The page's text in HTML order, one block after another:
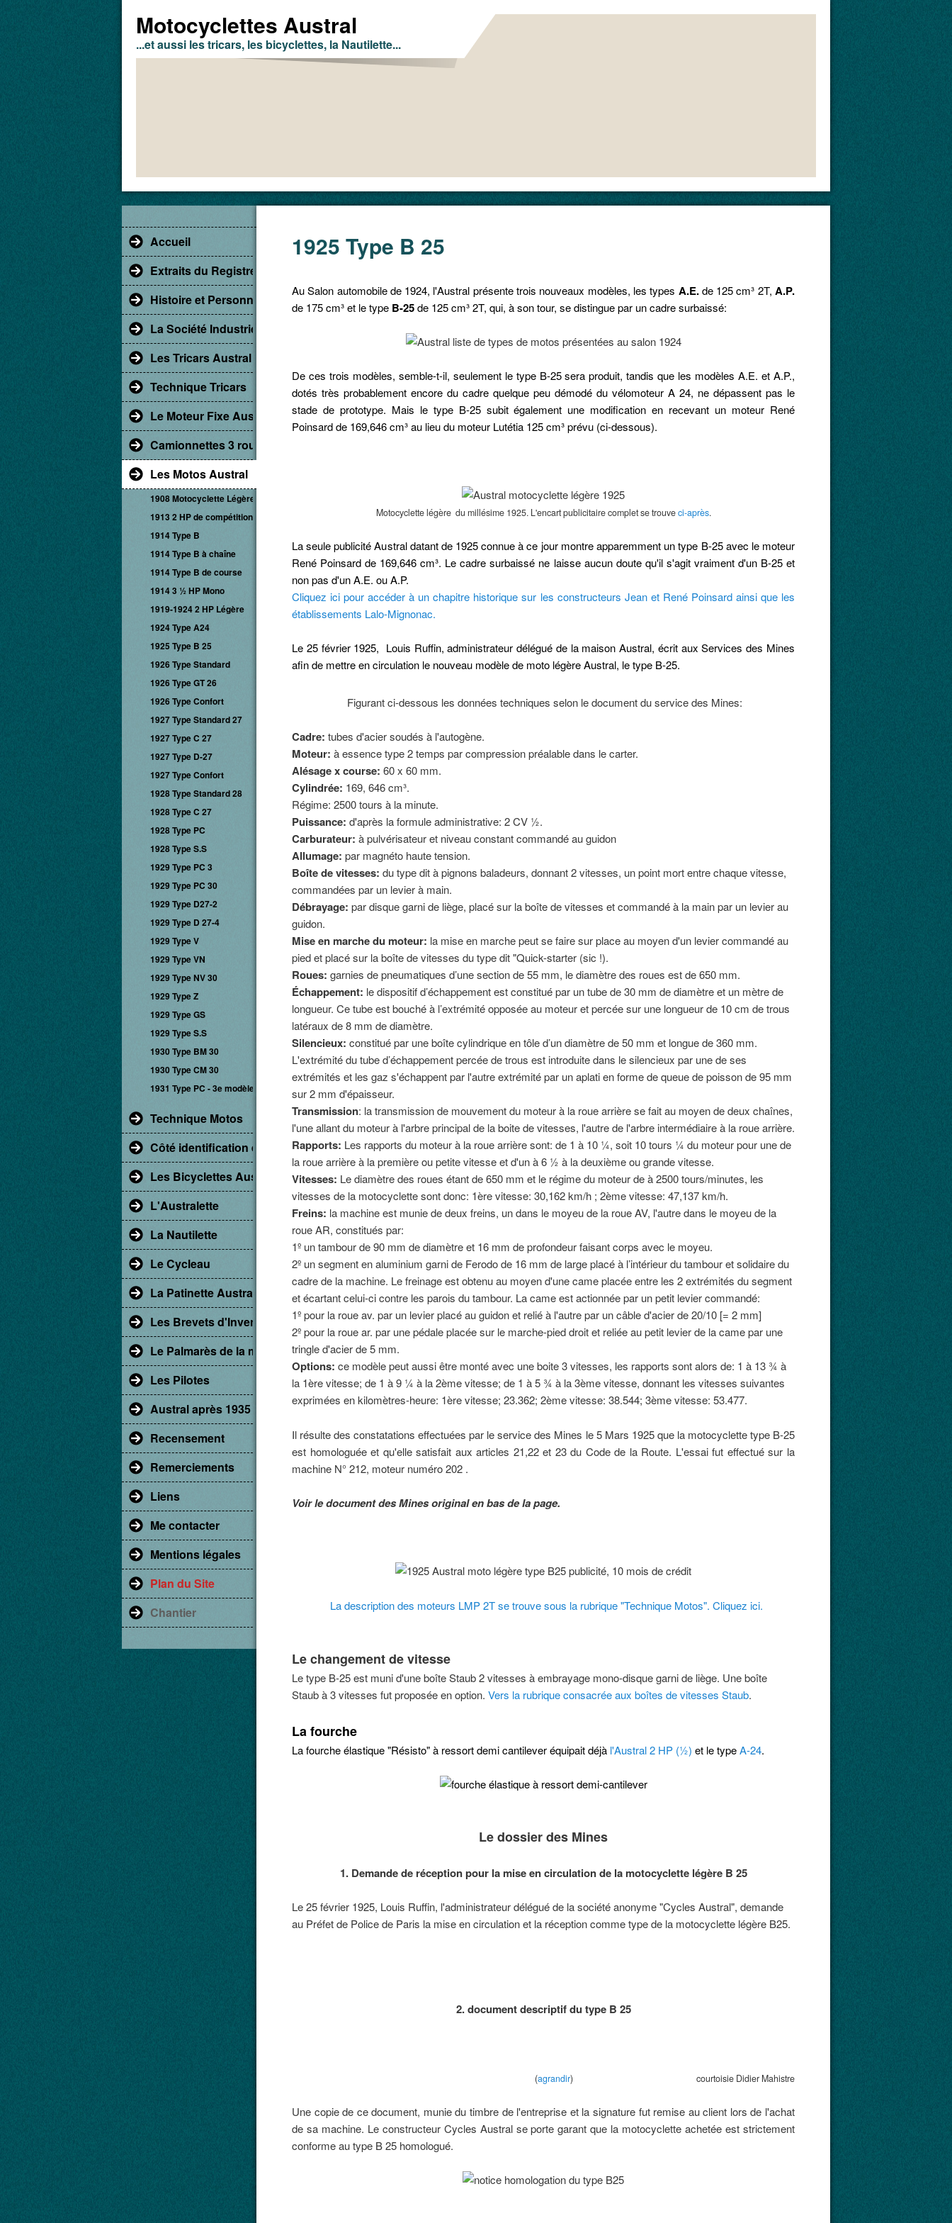
Motocyclettes Austral
...et aussi les tricars, les bicyclettes, la Nautilette...
Accueil
Extraits du Registre du Commerce
Histoire et Personnages
La Société Industrielle d'Albert
Les Tricars Austral
Technique Tricars
Le Moteur Fixe Austral
Camionnettes 3 roues
Les Motos Austral
1908 Motocyclette Légère
1913 2 HP de compétition
1914 Type B
1914 Type B à chaîne
1914 Type B de course
1914 3 ½ HP Mono
1919-1924 2 HP Légère
1924 Type A24
1925 Type B 25
1926 Type Standard
1926 Type GT 26
1926 Type Confort
1927 Type Standard 27
1927 Type C 27
1927 Type D-27
1927 Type Confort
1928 Type Standard 28
1928 Type C 27
1928 Type PC
1928 Type S.S
1929 Type PC 3
1929 Type PC 30
1929 Type D27-2
1929 Type D 27-4
1929 Type V
1929 Type VN
1929 Type NV 30
1929 Type Z
1929 Type GS
1929 Type S.S
1930 Type BM 30
1930 Type CM 30
1931 Type PC - 3e modèle
Technique Motos
Côté identification et restauration. Remarques sur l'apparence des motos Austral.
Les Bicyclettes Austral
L'Australette
La Nautilette
Le Cycleau
La Patinette Austral
Les Brevets d'Invention
Le Palmarès de la marque Austral
Les Pilotes
Austral après 1935
Recensement
Remerciements
Liens
Me contacter
Mentions légales
Plan du Site
Chantier
1925 Type B 25
Au Salon automobile de 1924, l'Austral présente trois nouveaux modèles, les types A.E.de 125 cm³ 2T,A.P.
de 175 cm³et le type B-25de 125 cm³2T, qui, à son tour, se distingue par un cadre surbaissé:
De ces trois modèles, semble-t-il, seulement le type B-25 sera produit, tandis que les modèles A.E. et A.P.,
dotés très probablement encore du cadre quelque peu démodé du vélomoteur A 24, ne dépassent pas le
stade de prototype. Mais le type B-25 subit également une modification en recevant un moteur René
Poinsard de 169,646 cm³ au lieu du moteur Lutétia 125 cm³ prévu (ci-dessous).
Motocyclette légère du millésime 1925. L'encart publicitaire complet se trouveci-après.
La seule publicité Austral datant de 1925 connue à ce jour montre apparemment un type B-25 avec le moteur
René Poinsard de 169,646 cm³. Le cadre surbaissé ne laisse aucun doute qu'il s'agit vraiment d'un B-25 et
non pas d'un A.E. ou A.P.
Cliquez ici pour accéder à un chapitre historique sur les constructeurs Jean et René Poinsard ainsi que les
établissements Lalo-Mignonac.
Le 25 février 1925, Louis Ruffin, administrateur délégué de la maison Austral, écrit aux Services des Mines
afin de mettre en circulation le nouveau modèle de moto légère Austral, le type B-25.
Figurant ci-dessous les données techniques selon le document du service des Mines:
Cadre: tubes d'acier soudés à l'autogène.
Moteur: à essence type 2 temps par compression préalable dans le carter.
Alésage x course: 60 x 60 mm.
Cylindrée: 169, 646 cm³.
Régime: 2500 tours à la minute.
Puissance: d'après la formule administrative: 2 CV ½.
Carburateur: à pulvérisateur et niveau constant commandé au guidon
Allumage: par magnéto haute tension.
Boîte de vitesses: du type dit à pignons baladeurs, donnant 2 vitesses, un point mort entre chaque vitesse,
commandées par un levier à main.
Débrayage: par disque garni de liège, placé sur la boîte de vitesses et commandé à la main par un levier au
guidon.
Mise en marche du moteur: la mise en marche peut se faire sur place au moyen d'un levier commandé au
pied et placé sur la boîte de vitesses du type dit "Quick-starter (sic !).
Roues: garnies de pneumatiques d’une section de 55 mm, le diamètre des roues est de 650 mm.
Échappement: le dispositif d’échappement est constitué par un tube de 30 mm de diamètre et un mètre de
longueur. Ce tube est bouché à l’extrémité opposée au moteur et percée sur une longueur de 10 cm de trous
latéraux de 8 mm de diamètre.
Silencieux: constitué par une boîte cylindrique en tôle d’un diamètre de 50 mm et longue de 360 mm.
L'extrémité du tube d’échappement percée de trous est introduite dans le silencieux par une de ses
extrémités et les gaz s'échappent par l'autre extrémité par un aplati en forme de queue de poisson de 95 mm
sur 2 mm d'épaisseur.
Transmission: la transmission de mouvement du moteur à la roue arrière se fait au moyen de deux chaînes,
l'une allant du moteur à l'arbre principal de la boite de vitesses, l'autre de l'arbre intermédiaire à la roue arrière.
Rapports: Les rapports du moteur à la roue arrière sont: de 1 à 10 ¼, soit 10 tours ¼ du moteur pour une de
la roue arrière à la première ou petite vitesse et d'un à 6 ½ à la deuxième ou grande vitesse.
Vitesses: Le diamètre des roues étant de 650 mm et le régime du moteur de à 2500 tours/minutes, les
vitesses de la motocyclette sont donc: 1ère vitesse: 30,162 km/h ; 2ème vitesse: 47,137 km/h.
Freins: la machine est munie de deux freins, un dans le moyeu de la roue AV, l'autre dans le moyeu de la
roue AR, constitués par:
1º un tambour de 90 mm de diamètre et 16 mm de profondeur faisant corps avec le moyeu.
2º un segment en aluminium garni de Ferodo de 16 mm de large placé à l’intérieur du tambour et solidaire du
cadre de la machine. Le freinage est obtenu au moyen d'une came placée entre les 2 extrémités du segment
et écartant celui-ci contre les parois du tambour. La came est actionnée par un petit levier commandé:
1º pour la roue av. par un levier placé au guidon et relié à l'autre par un câble d'acier de 20/10 [= 2 mm]
2º pour la roue ar. par une pédale placée sur le marche-pied droit et reliée au petit levier de la came par une
tringle d'acier de 5 mm.
Options: ce modèle peut aussi être monté avec une boite 3 vitesses, les rapports sont alors de: 1 à 13 ¾ à
la 1ère vitesse; de 1 à 9 ¼ à la 2ème vitesse; de 1 à 5 ¾ à la 3ème vitesse, donnant les vitesses suivantes
exprimées en kilomètres-heure: 1ère vitesse; 23.362; 2ème vitesse: 38.544; 3ème vitesse: 53.477.
Il résulte des constatations effectuées par le service des Mines le 5 Mars 1925 que la motocyclette type B-25
est homologuée et qu'elle satisfait aux articles 21,22 et 23 du Code de la Route. L'essai fut effectué sur la
machine N° 212, moteur numéro 202 .
Voir le document des Mines original en bas de la page.
La description des moteurs LMP 2T se trouve sous la rubrique "Technique Motos". Cliquez ici.
Le changement de vitesse
Le type B-25 est muni d'une boîte Staub 2 vitesses à embrayage mono-disque garni de liège. Une boîte
Staub à 3 vitesses fut proposée en option. Vers la rubrique consacrée aux boîtes de vitesses Staub.
La fourche
La fourche élastique "Résisto" à ressort demi cantilever équipait déjà l'Austral 2 HP (½) et le typeA-24.
Le dossier des Mines
1. Demande de réception pour la mise en circulation de la motocyclette légère B 25
Le 25 février 1925, Louis Ruffin, l'administrateur délégué de la société anonyme "Cycles Austral", demande
au Préfet de Police de Paris la mise en circulation et la réception comme type de la motocyclette légère B25.
2. document descriptif du type B 25
(agrandir) courtoisie Didier Mahistre
Une copie de ce document, munie du timbre de l'entreprise et la signature fut remise au client lors de l'achat
de sa machine. Le constructeur Cycles Austral se porte garant que la motocyclette achetée est strictement
conforme au type B 25 homologué.